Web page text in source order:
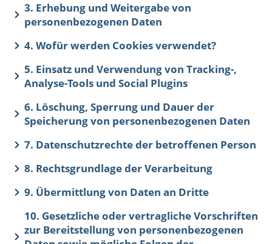
3. Erhebung und Weitergabe von
personenbezogenen Daten
4. Wofür werden Cookies verwendet?
5. Einsatz und Verwendung von Tracking-,
Analyse-Tools und Social Plugins
6. Löschung, Sperrung und Dauer der
Speicherung von personenbezogenen Daten
7. Datenschutzrechte der betroffenen Person
8. Rechtsgrundlage der Verarbeitung
9. Übermittlung von Daten an Dritte
10. Gesetzliche oder vertragliche Vorschriften
zur Bereitstellung von personenbezogenen